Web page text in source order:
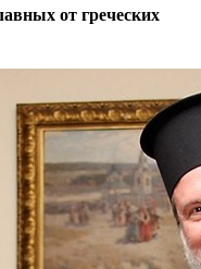
от греческих